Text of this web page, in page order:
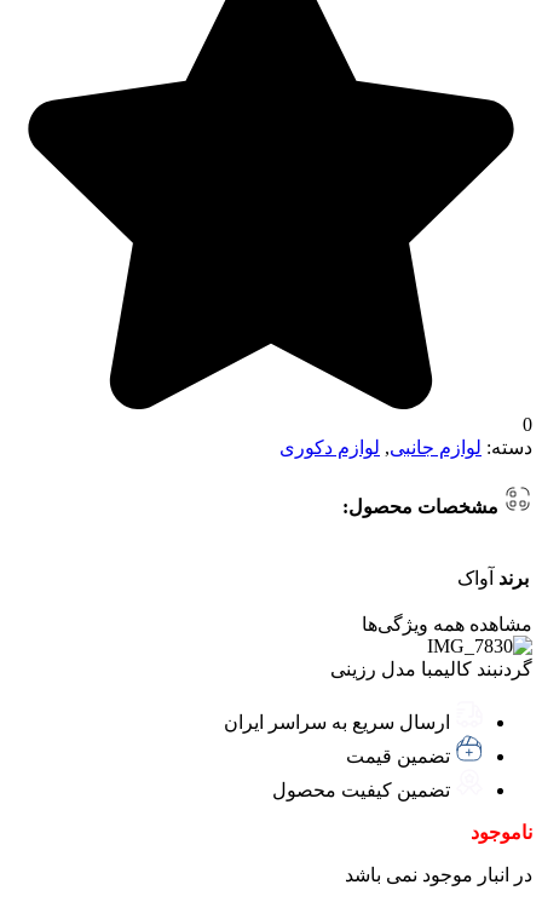
0
دسته: لوازم جانبی, لوازم دکوری
مشخصات محصول:
برند آواک
مشاهده همه ویژگی‌ها
گردنبند کالیمبا مدل رزینی
ارسال سریع به سراسر ایران
تضمین قیمت
تضمین کیفیت محصول
ناموجود
در انبار موجود نمی باشد